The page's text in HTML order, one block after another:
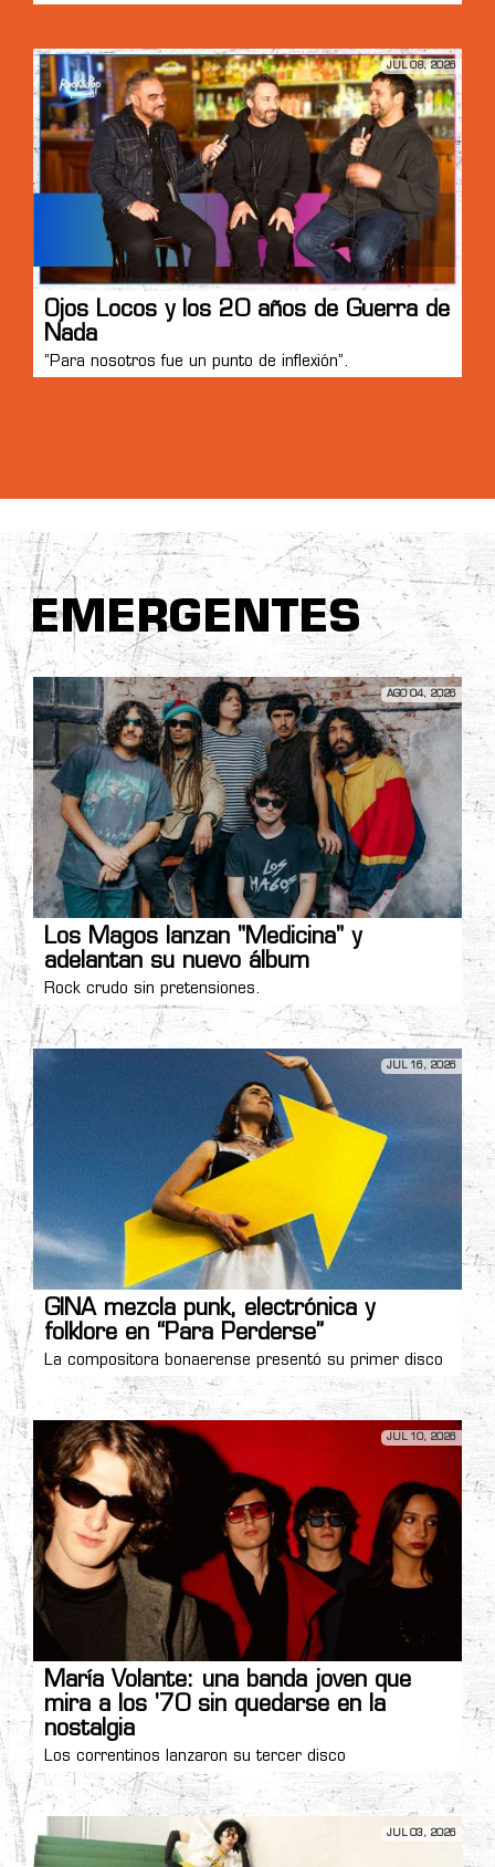
JUL 08, 2026
Ojos Locos y los 20 años de Guerra de
Nada
“Para nosotros fue un punto de inflexión”.
EMERGENTES
AGO 04, 2026
Los Magos lanzan "Medicina" y
adelantan su nuevo álbum
Rock crudo sin pretensiones.
JUL 16, 2026
GINA mezcla punk, electrónica y
folklore en “Para Perderse”
La compositora bonaerense presentó su primer disco
JUL 10, 2026
María Volante: una banda joven que
mira a los '70 sin quedarse en la
nostalgia
Los correntinos lanzaron su tercer disco
JUL 03, 2026